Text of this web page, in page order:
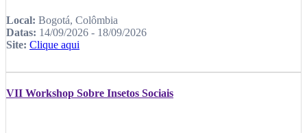
Local: Bogotá, Colômbia
Datas: 14/09/2026 - 18/09/2026
Site: Clique aqui
VII Workshop Sobre Insetos Sociais